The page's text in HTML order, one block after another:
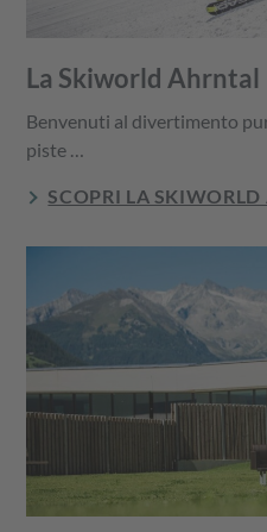
La Skiworld Ahrntal
Benvenuti al divertimento
piste …
SCOPRI LA SKIWORLD